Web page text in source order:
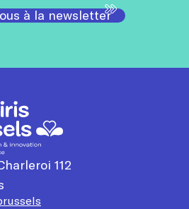
à la newsletter
112